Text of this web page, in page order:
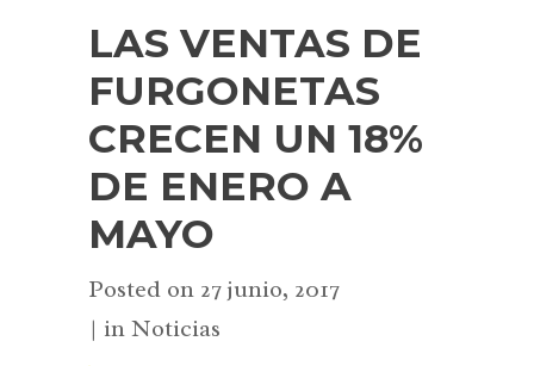
LAS VENTAS DE
FURGONETAS
CRECEN UN 18%
DE ENERO A
MAYO
Posted on 27 junio, 2017
in Noticias